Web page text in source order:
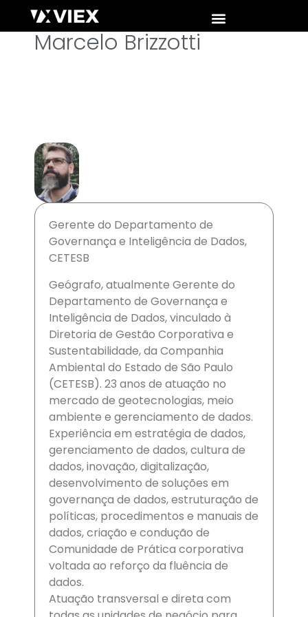
Marcelo Brizzotti
Gerente do Departamento de
Governança e Inteligência de Dados,
CETESB
Geógrafo, atualmente Gerente do
Departamento de Governança e
Inteligência de Dados, vinculado à
Diretoria de Gestão Corporativa e
Sustentabilidade, da Companhia
Ambiental do Estado de São Paulo
(CETESB). 23 anos de atuação no
mercado de geotecnologias, meio
ambiente e gerenciamento de dados.
Experiência em estratégia de dados,
gerenciamento de dados, cultura de
dados, inovação, digitalização,
desenvolvimento de soluções em
governança de dados, estruturação de
políticas, procedimentos e manuais de
dados, criação e condução de
Comunidade de Prática corporativa
voltada ao reforço da fluência de
dados.
Atuação transversal e direta com